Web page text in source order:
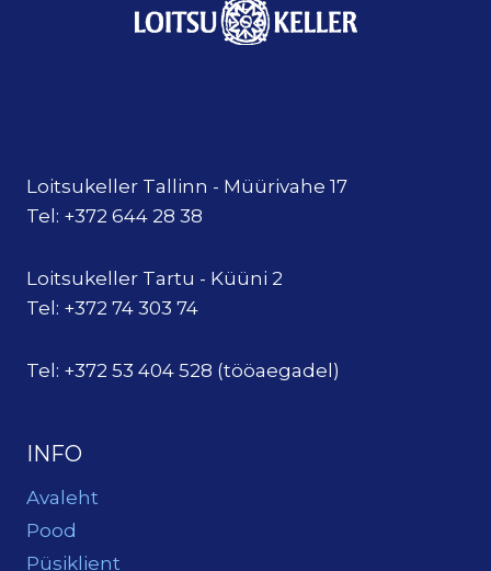
Loitsukeller Tallinn - Müürivahe 17
Tel: +372 644 28 38
Loitsukeller Tartu - Küüni 2
Tel: +372 74 303 74
Tel: +372 53 404 528 (tööaegadel)
INFO
Avaleht
Pood
Püsiklient